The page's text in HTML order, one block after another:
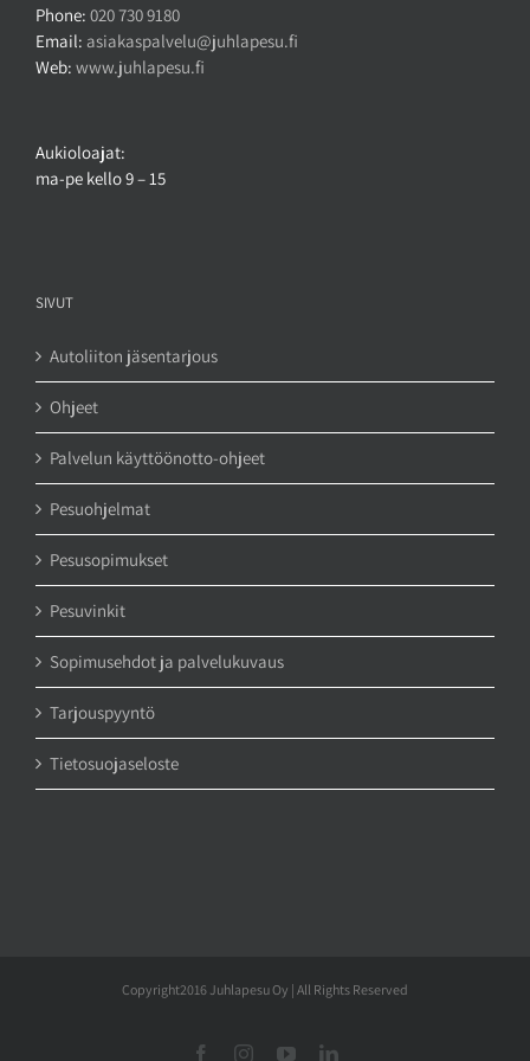
Phone: 020 730 9180
Email: asiakaspalvelu@juhlapesu.fi
Web: www.juhlapesu.fi
Aukioloajat:
ma-pe kello 9 – 15
SIVUT
Autoliiton jäsentarjous
Ohjeet
Palvelun käyttöönotto-ohjeet
Pesuohjelmat
Pesusopimukset
Pesuvinkit
Sopimusehdot ja palvelukuvaus
Tarjouspyyntö
Tietosuojaseloste
Copyright2016 Juhlapesu Oy | All Rights Reserved
FacebookInstagramYouTubeLinkedIn